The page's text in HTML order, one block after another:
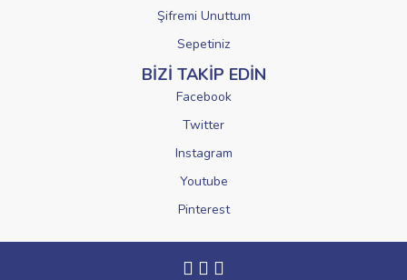
Şifremi Unuttum
Sepetiniz
BİZİ TAKİP EDİN
Facebook
Twitter
Instagram
Youtube
Pinterest